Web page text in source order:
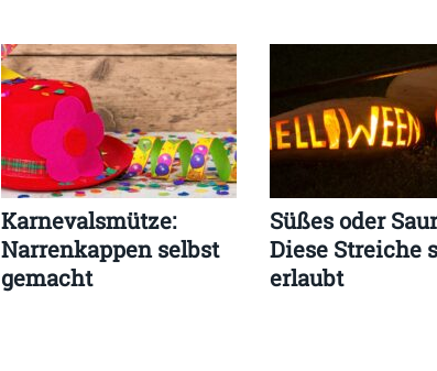
Karnevalsmütze:
Narrenkappen selbst
gemacht
Süßes oder
Diese Streiche
erlaubt